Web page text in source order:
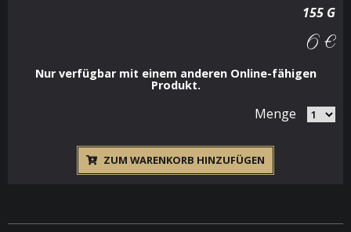
155 G
6 €
Nur verfügbar mit einem anderen Online-fähigen
Produkt.
Menge
ZUM WARENKORB HINZUFÜGEN